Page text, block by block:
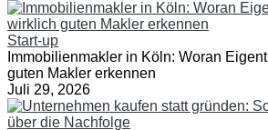
Start-up
Immobilienmakler in Köln: Woran
guten Makler erkennen
Juli 29, 2026